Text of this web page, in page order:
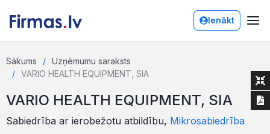
Ienākt
Sākums
Uzņēmumu saraksts
VARIO HEALTH EQUIPMENT, SIA
VARIO HEALTH EQUIPMENT, SIA
Sabiedrība ar ierobežotu atbildību, Mikrosabiedrība